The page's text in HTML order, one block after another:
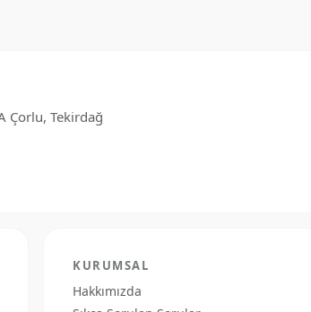
KURUMSAL
Hakkımızda